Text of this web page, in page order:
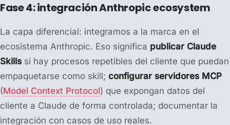
Fase 4: integración Anthropic ecosystem
La capa diferencial: integramos a la marca en el
ecosistema Anthropic. Eso significa publicar Claude
Skills si hay procesos repetibles del cliente que puedan
empaquetarse como skill; configurar servidores MCP
(Model Context Protocol) que expongan datos del
cliente a Claude de forma controlada; documentar la
integración con casos de uso reales.